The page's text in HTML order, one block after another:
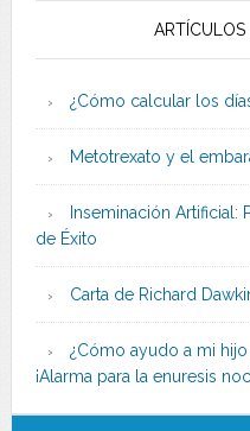
ARTÍCULOS
¿Cómo calcular los
Metotrexato y el
Inseminación
de Éxito
Carta de Richard
¿Cómo ayudo a mi
¡Alarma para la enuresis